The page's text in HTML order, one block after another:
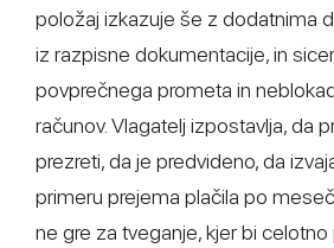
položaj izkazuje še z dodatnima
iz razpisne dokumentacije, in
povprečnega prometa in
računov. Vlagatelj izpostavlja, da
prezreti, da je predvideno, da
primeru prejema plačila po
ne gre za tveganje, kjer bi celotno